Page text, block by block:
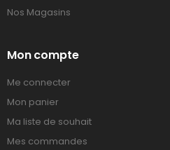
Nos Magasins
Mon compte
Me connecter
Mon panier
Ma liste de souhait
Mes commandes